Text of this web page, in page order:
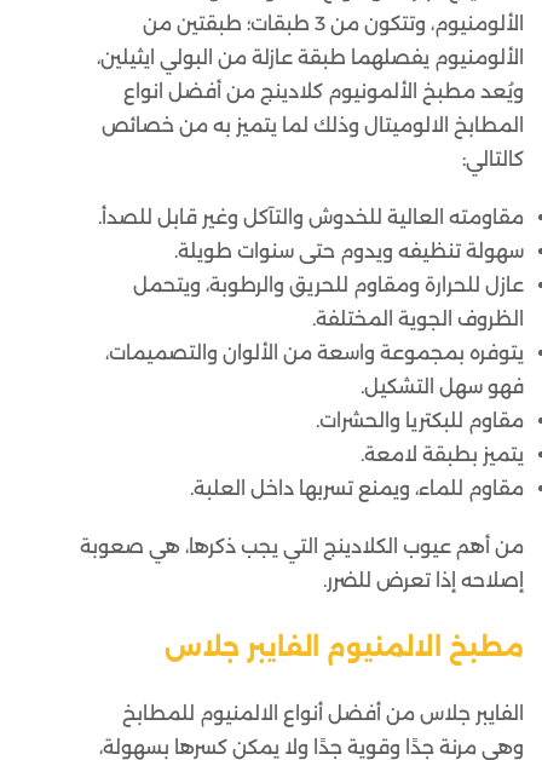
الألومنيوم، وتتكون من 3 طبقات؛ طبقتين من
الألومنيوم يفصلهما طبقة عازلة من البولي ايثيلين،
ويُعد مطبخ الألمونيوم كلادينج من أفضل انواع
المطابخ الالوميتال وذلك لما يتميز به من خصائص
كالتالي:
مقاومته العالية للخدوش والتآكل وغير قابل للصدأ.
سهولة تنظيفه ويدوم حتى سنوات طويلة.
عازل للحرارة ومقاوم للحريق والرطوبة، ويتحمل
الظروف الجوية المختلفة.
يتوفره بمجموعة واسعة من الألوان والتصميمات،
فهو سهل التشكيل.
مقاوم للبكتريا والحشرات.
يتميز بطبقة لامعة.
مقاوم للماء، ويمنع تسربها داخل العلبة.
من أهم عيوب الكلادينج التي يجب ذكرها، هي صعوبة
إصلاحه إذا تعرض للضرر.
مطبخ الالمنيوم الفايبر جلاس
الفايبر جلاس من أفضل أنواع الالمنيوم للمطابخ
وهي مرنة جدًا وقوية جدًا ولا يمكن كسرها بسهولة،